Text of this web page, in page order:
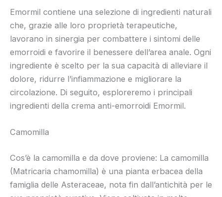
Emormil contiene una selezione di ingredienti naturali
che, grazie alle loro proprietà terapeutiche,
lavorano in sinergia per combattere i sintomi delle
emorroidi e favorire il benessere dell’area anale. Ogni
ingrediente è scelto per la sua capacità di alleviare il
dolore, ridurre l’infiammazione e migliorare la
circolazione. Di seguito, esploreremo i principali
ingredienti della crema anti-emorroidi Emormil.
Camomilla
Cos’è la camomilla e da dove proviene: La camomilla
(Matricaria chamomilla) è una pianta erbacea della
famiglia delle Asteraceae, nota fin dall’antichità per le